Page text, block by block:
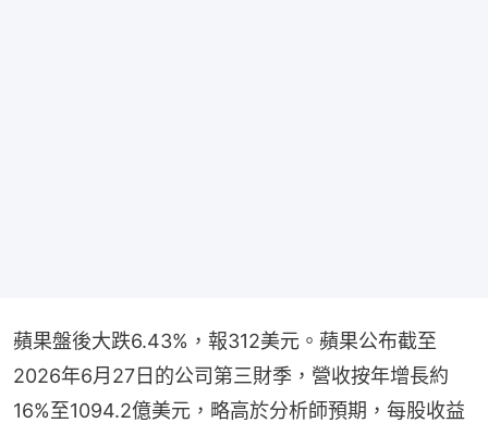
蘋果盤後大跌6.43%，報312美元。蘋果公布截至
2026年6月27日的公司第三財季，營收按年增長約
16%至1094.2億美元，略高於分析師預期，每股收益